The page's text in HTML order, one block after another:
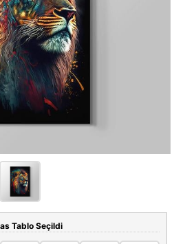
Tablo Seçildi